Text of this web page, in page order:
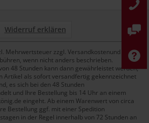
Widerruf erklären
Mehrwertsteuer zzgl. Versandkostenund ggf.
wenn nicht anders beschrieben.
48 Stunden kann dann gewährleistet werden,
Artikel als sofort versandfertig gekennzeichnet
es sich bei den 48 Stunden
und Ihre Bestellung bis 14 Uhr an einem
eingeht. Ab einem Warenwert von circa
Bestellung ggf. mit einer Spedition
in der Regel innerhalb von 72 Stunden an